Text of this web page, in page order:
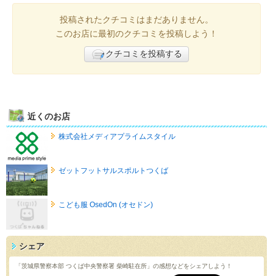
投稿されたクチコミはまだありません。
このお店に最初のクチコミを投稿しよう！
クチコミを投稿する
近くのお店
株式会社メディアプライムスタイル
ゼットフットサルスポルトつくば
こども服 OsedOn (オセドン)
シェア
「茨城県警察本部 つくば中央警察署 柴崎駐在所」の感想などをシェアしよう！